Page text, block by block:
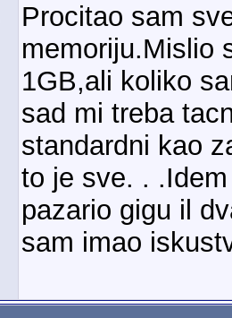
Procitao sam
memoriju.Mislio
1GB,ali koliko
sad mi treba
standardni kao
to je sve. .
pazario gigu il
sam imao